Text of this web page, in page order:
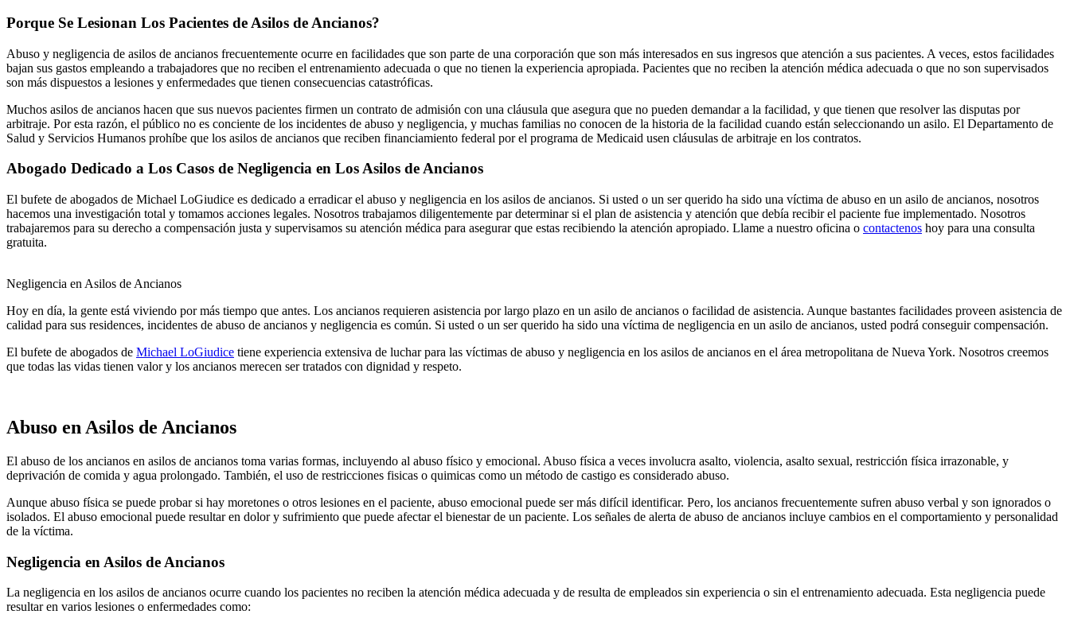
Porque Se Lesionan Los Pacientes de Asilos de Ancianos?
Abuso y negligencia de asilos de ancianos frecuentemente ocurre en facilidades que son parte de una corporación que son más interesados en sus ingresos que atención a sus pacientes. A veces, estos facilidades
bajan sus gastos empleando a trabajadores que no reciben el entrenamiento adecuada o que no tienen la experiencia apropiada. Pacientes que no reciben la atención médica adecuada o que no son supervisados
son más dispuestos a lesiones y enfermedades que tienen consecuencias catastróficas.
Muchos asilos de ancianos hacen que sus nuevos pacientes firmen un contrato de admisión con una cláusula que asegura que no pueden demandar a la facilidad, y que tienen que resolver las disputas por
arbitraje. Por esta razón, el público no es conciente de los incidentes de abuso y negligencia, y muchas familias no conocen de la historia de la facilidad cuando están seleccionando un asilo. El Departamento de
Salud y Servicios Humanos prohíbe que los asilos de ancianos que reciben financiamiento federal por el programa de Medicaid usen cláusulas de arbitraje en los contratos.
Abogado Dedicado a Los Casos de Negligencia en Los Asilos de Ancianos
El bufete de abogados de Michael LoGiudice es dedicado a erradicar el abuso y negligencia en los asilos de ancianos. Si usted o un ser querido ha sido una víctima de abuso en un asilo de ancianos, nosotros
hacemos una investigación total y tomamos acciones legales. Nosotros trabajamos diligentemente par determinar si el plan de asistencia y atención que debía recibir el paciente fue implementado. Nosotros
trabajaremos para su derecho a compensación justa y supervisamos su atención médica para asegurar que estas recibiendo la atención apropiado. Llame a nuestro oficina o contactenos hoy para una consulta
gratuita.
Negligencia en Asilos de Ancianos
Hoy en día, la gente está viviendo por más tiempo que antes. Los ancianos requieren asistencia por largo plazo en un asilo de ancianos o facilidad de asistencia. Aunque bastantes facilidades proveen asistencia de
calidad para sus residences, incidentes de abuso de ancianos y negligencia es común. Si usted o un ser querido ha sido una víctima de negligencia en un asilo de ancianos, usted podrá conseguir compensación.
El bufete de abogados de Michael LoGiudice tiene experiencia extensiva de luchar para las víctimas de abuso y negligencia en los asilos de ancianos en el área metropolitana de Nueva York. Nosotros creemos
que todas las vidas tienen valor y los ancianos merecen ser tratados con dignidad y respeto.
Abuso en Asilos de Ancianos
El abuso de los ancianos en asilos de ancianos toma varias formas, incluyendo al abuso físico y emocional. Abuso física a veces involucra asalto, violencia, asalto sexual, restricción física irrazonable, y
deprivación de comida y agua prolongado. También, el uso de restricciones fisicas o quimicas como un método de castigo es considerado abuso.
Aunque abuso física se puede probar si hay moretones o otros lesiones en el paciente, abuso emocional puede ser más difícil identificar. Pero, los ancianos frecuentemente sufren abuso verbal y son ignorados o
isolados. El abuso emocional puede resultar en dolor y sufrimiento que puede afectar el bienestar de un paciente. Los señales de alerta de abuso de ancianos incluye cambios en el comportamiento y personalidad
de la víctima.
Negligencia en Asilos de Ancianos
La negligencia en los asilos de ancianos ocurre cuando los pacientes no reciben la atención médica adecuada y de resulta de empleados sin experiencia o sin el entrenamiento adecuada. Esta negligencia puede
resultar en varios lesiones o enfermedades como: